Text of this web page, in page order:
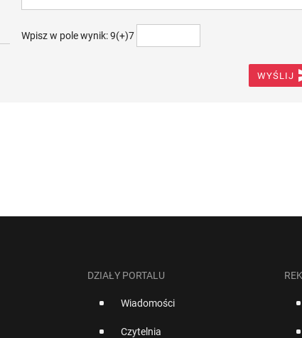
Wpisz w pole wynik: 9(+)7
WYŚLIJ
DZIAŁY PORTALU
Wiadomości
Czytelnia